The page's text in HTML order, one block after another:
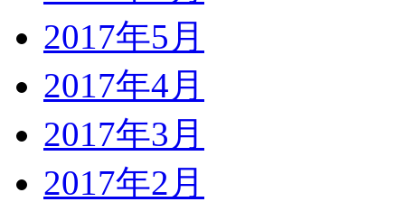
2017年5月
2017年4月
2017年3月
2017年2月